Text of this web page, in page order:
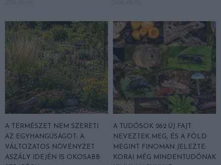
A TERMÉSZET NEM SZERETI
AZ EGYHANGÚSÁGOT: A
VÁLTOZATOS NÖVÉNYZET
ASZÁLY IDEJÉN IS OKOSABB
A TUDÓSOK 262 ÚJ FAJT
NEVEZTEK MEG, ÉS A FÖLD
MEGINT FINOMAN JELEZTE:
KORAI MÉG MINDENTUDÓNAK